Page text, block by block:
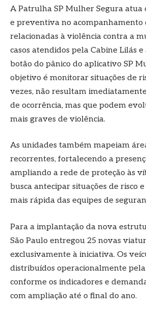
A Patrulha SP Mulher Segura atua
e preventiva no acompanhamento
relacionadas à violência contra a
casos atendidos pela Cabine Lilás
botão do pânico do aplicativo SP
objetivo é monitorar situações de
vezes, não resultam
de ocorrência, mas que podem
mais graves de violência.
As unidades também mapeiam
recorrentes, fortalecendo a
ampliando a rede de proteção às
busca antecipar situações de risco
mais rápida das equipes de
Para a implantação da nova
São Paulo entregou 25 novas
exclusivamente à iniciativa. Os
distribuídos operacionalmente
conforme os indicadores e
com ampliação até o final do ano.